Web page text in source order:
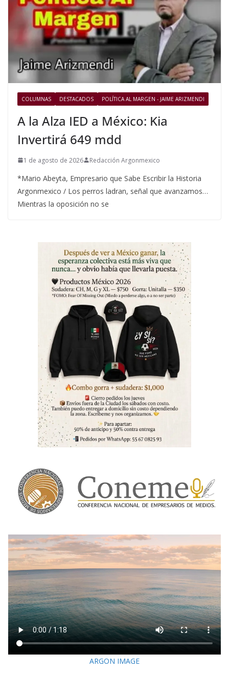
COLUMNAS DESTACADOS POLÍTICA AL MARGEN - JAIME ARIZMENDI
A la Alza IED a México: Kia
Invertirá 649 mdd
1 de agosto de 2026 Redacción Argonmexico
*Mario Abeyta, Empresario que Sabe Escribir la Historia
Argonmexico / Los perros ladran, señal que avanzamos…
Mientras la oposición no se
ARGON IMAGE